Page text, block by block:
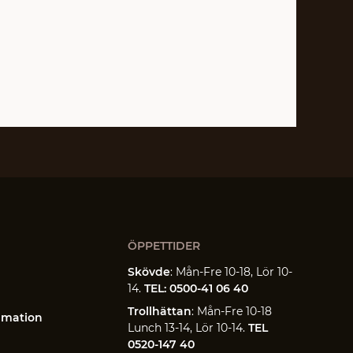
ÖPPETTIDER
Skövde: Mån-Fre 10-18, Lör 10-
14.TEL: 0500-41 06 40
Trollhättan: Mån-Fre 10-18
Lunch 13-14, Lör 10-14.TEL
0520-147 40